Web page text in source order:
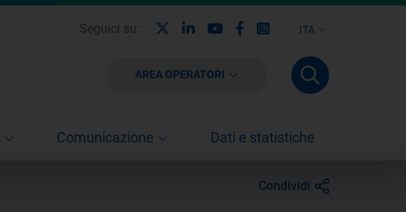
ITA
Seguici su: LinkedinYoutubeFacebook
Instagram
AREA OPERATORI
Comunicazione Dati e statistiche
Condividi